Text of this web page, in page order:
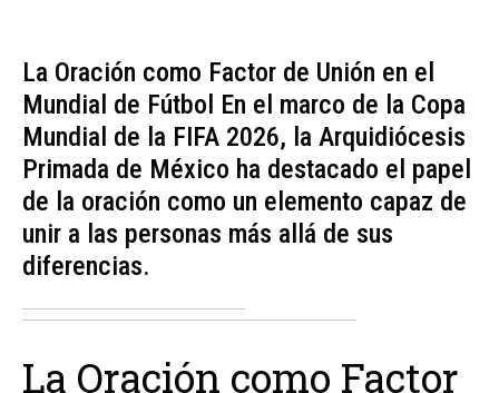
La Oración como Factor de Unión en el
Mundial de Fútbol En el marco de la Copa
Mundial de la FIFA 2026, la Arquidiócesis
Primada de México ha destacado el papel
de la oración como un elemento capaz de
unir a las personas más allá de sus
diferencias.
La Oración como Factor